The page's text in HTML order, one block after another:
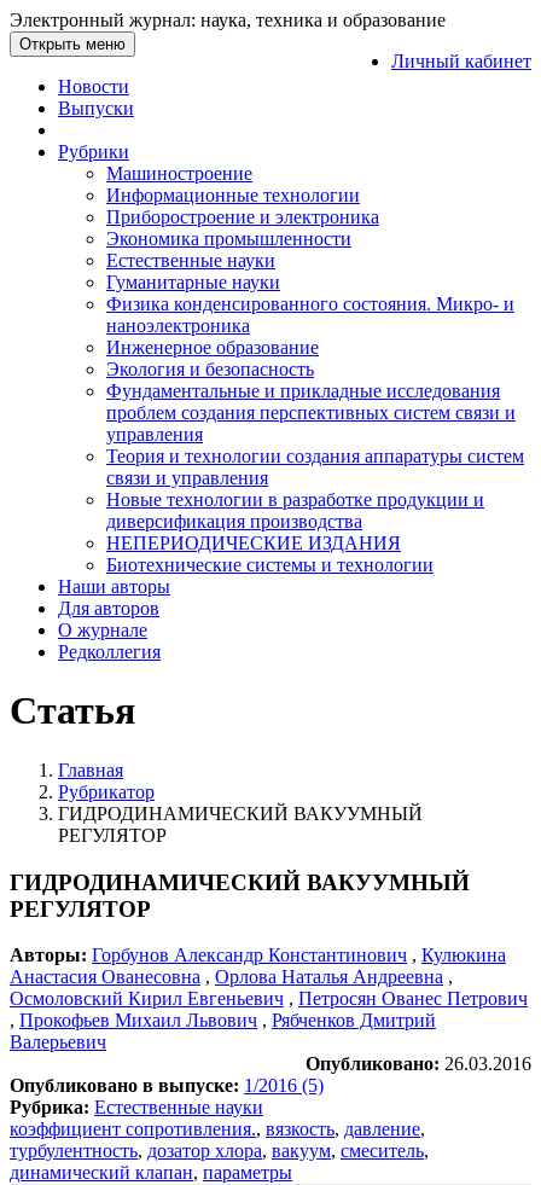
Электронный журнал: наука, техника и образование
Личный кабинет
Открыть меню
Новости
Выпуски
Рубрики
Машиностроение
Информационные технологии
Приборостроение и электроника
Экономика промышленности
Естественные науки
Гуманитарные науки
Физика конденсированного состояния. Микро- и
наноэлектроника
Инженерное образование
Экология и безопасность
Фундаментальные и прикладные исследования
проблем создания перспективных систем связи и
управления
Теория и технологии создания аппаратуры систем
связи и управления
Новые технологии в разработке продукции и
диверсификация производства
НЕПЕРИОДИЧЕСКИЕ ИЗДАНИЯ
Биотехнические системы и технологии
Наши авторы
Для авторов
О журнале
Редколлегия
Статья
Главная
Рубрикатор
ГИДРОДИНАМИЧЕСКИЙ ВАКУУМНЫЙ
РЕГУЛЯТОР
ГИДРОДИНАМИЧЕСКИЙ ВАКУУМНЫЙ
РЕГУЛЯТОР
Авторы: Горбунов Александр Константинович , Кулюкина
Анастасия Ованесовна , Орлова Наталья Андреевна ,
Осмоловский Кирил Евгеньевич , Петросян Ованес Петрович
, Прокофьев Михаил Львович , Рябченков Дмитрий
Валерьевич
Опубликовано: 26.03.2016
Опубликовано в выпуске: 1/2016 (5)
Рубрика: Естественные науки
коэффициент сопротивления., вязкость, давление,
турбулентность, дозатор хлора, вакуум, смеситель,
динамический клапан, параметры